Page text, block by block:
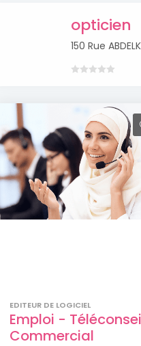
opticien
150 Rue
EDITEUR DE LOGICIEL
Emploi -
Commercial